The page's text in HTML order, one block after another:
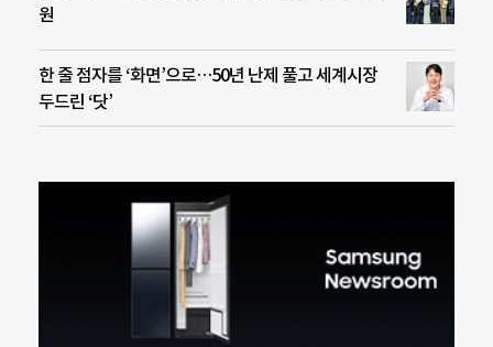
원
한 줄 점자를 ‘화면’으로…50년 난제 풀고 세계시장
두드린 ‘닷’